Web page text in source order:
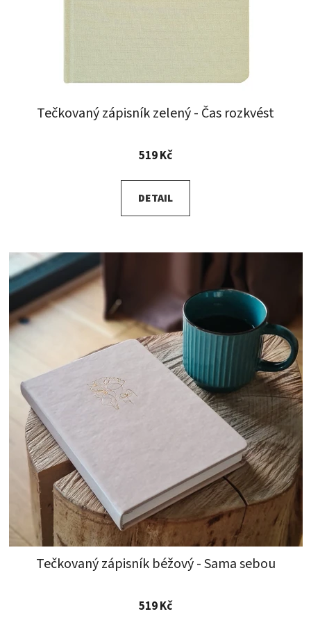
Tečkovaný zápisník zelený - Čas rozkvést
hodnocení
produktu
je
5,0
5
519 Kč
DETAIL
Tečkovaný zápisník béžový - Sama sebou
hodnocení
519 Kč